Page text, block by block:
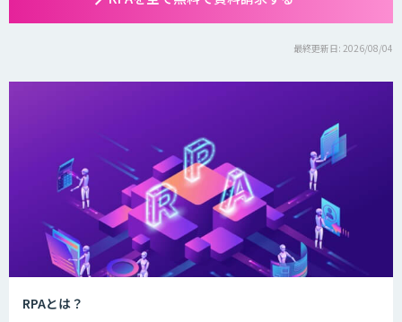
最終更新日: 2026/08/04
RPAとは？